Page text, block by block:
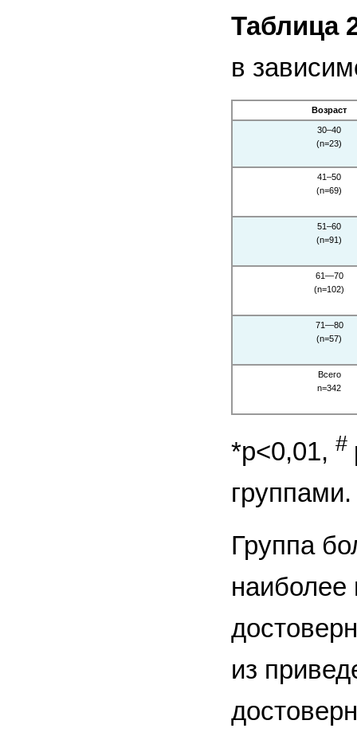
Таблица
в
Возраст
30–40
(n=23)
41–50
(n=69)
51–60
(n=91)
61—70
(n=102)
71—80
(n=57)
Всего
n=342
*р<0,01, #
группами.
Группа
наиболее
из